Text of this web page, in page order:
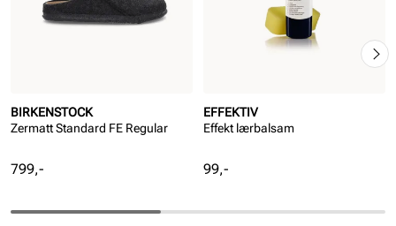
BIRKENSTOCK
Zermatt Standard FE Regular
Pris
799,-
EFFEKTIV
Effekt lærbalsam
Pris
99,-